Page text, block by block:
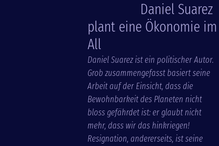
Daniel Suarez
plant eine Ökonomie im
All
Daniel Suarez ist ein politischer Autor.
Grob zusammengefasst basiert seine
Arbeit auf der Einsicht, dass die
Bewohnbarkeit des Planeten nicht
bloss gefährdet ist: er glaubt nicht
mehr, dass wir das hinkriegen!
Resignation, andererseits, ist seine